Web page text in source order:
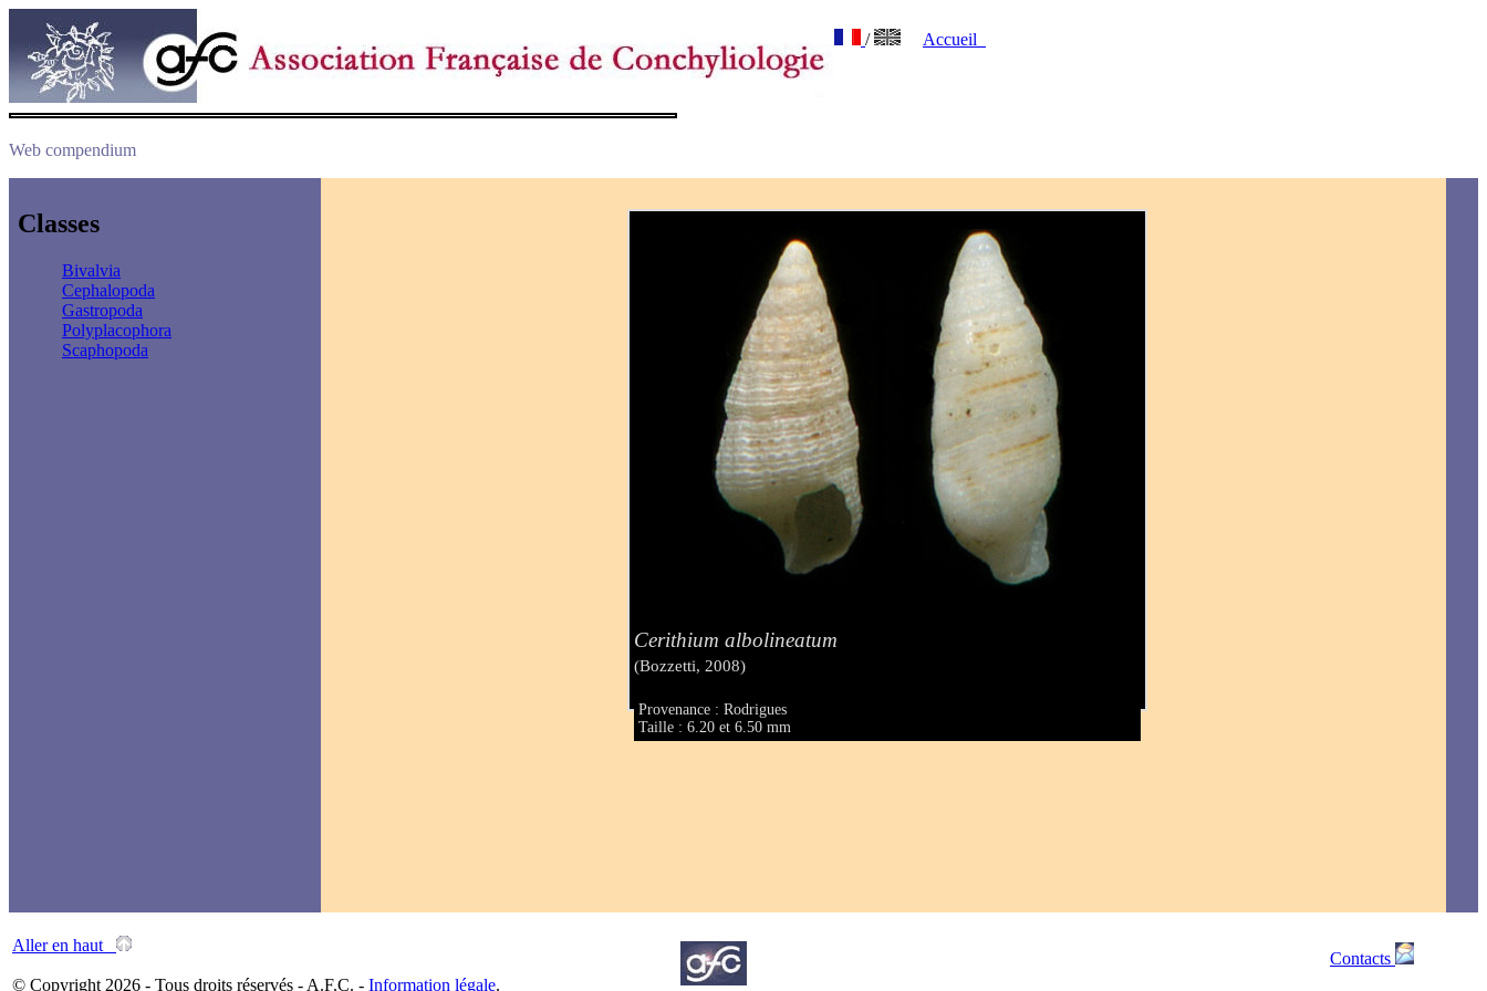
/ Accueil
Web compendium
Classes
Bivalvia
Cephalopoda
Gastropoda
Polyplacophora
Scaphopoda
Cerithium albolineatum
(Bozzetti, 2008)
Provenance : Rodrigues
Taille : 6.20 et 6.50 mm
Aller en haut
© Copyright 2026 - Tous droits réservés - A.F.C. - Information légale.
Contacts